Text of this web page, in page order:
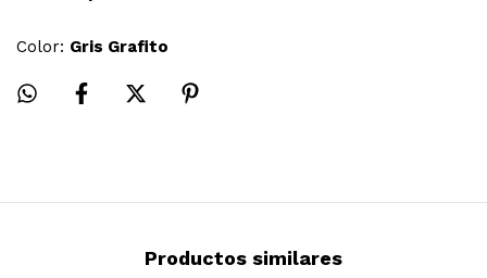
Color: Gris Grafito
Productos similares